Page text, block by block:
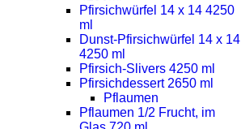
Pfirsichwürfel 14 x 14 4250
ml
Dunst-Pfirsichwürfel 14 x 14
4250 ml
Pfirsich-Slivers 4250 ml
Pfirsichdessert 2650 ml
Pflaumen
Pflaumen 1/2 Frucht, im